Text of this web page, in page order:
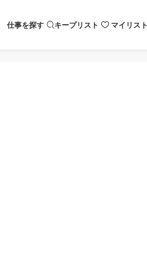
仕事を探す キープリスト マイリスト